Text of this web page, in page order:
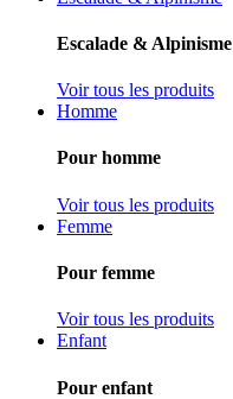
Escalade & Alpinisme
Voir tous les produits
Homme
Pour homme
Voir tous les produits
Femme
Pour femme
Voir tous les produits
Enfant
Pour enfant